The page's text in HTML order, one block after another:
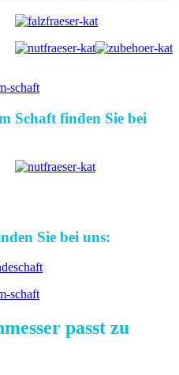
Schaft finden Sie bei
Sie bei uns:
passt zu